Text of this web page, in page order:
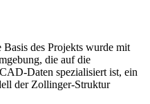
des Projekts wurde mit
die auf die
Daten spezialisiert ist, ein
der Zollinger-Struktur